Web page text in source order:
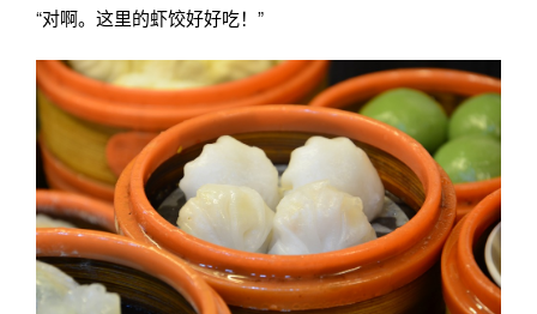
“对啊。这里的虾饺好好吃！”